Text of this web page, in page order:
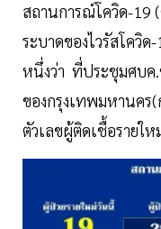
สถานการณ์โควิด-19
ระบาดของไวรัสโควิ
หนึ่งว่า ที่ประชุมศบค
ของกรุงเทพมหานค
ตัวเลขผู้ติดเชื้อรายให